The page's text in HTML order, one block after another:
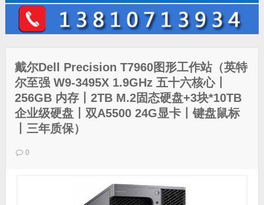
戴尔Dell Precision T7960图形工作站（英特
尔至强 W9-3495X 1.9GHz 五十六核心丨
256GB 内存丨2TB M.2固态硬盘+3块*10TB
企业级硬盘丨双A5500 24G显卡丨键盘鼠标
丨三年质保）
0